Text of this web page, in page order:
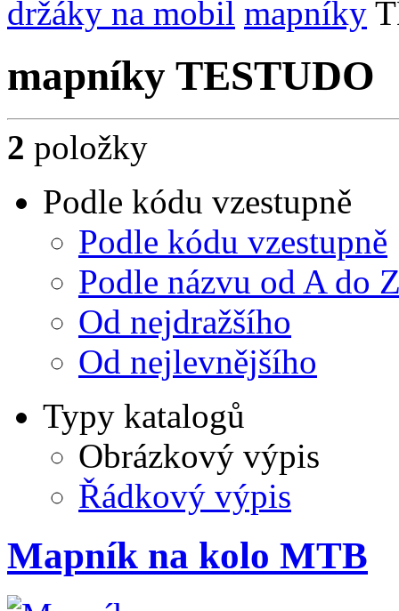
držáky na mobil mapníky
mapníky TESTUDO
2 položky
Podle kódu vzestupně
Podle kódu vzestupně
Podle názvu od A do
Od nejdražšího
Od nejlevnějšího
Typy katalogů
Obrázkový výpis
Řádkový výpis
Mapník na kolo MTB